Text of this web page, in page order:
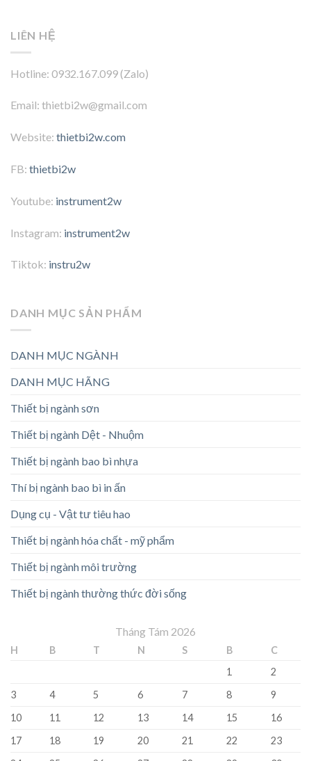
LIÊN HỆ
Hotline: 0932.167.099 (Zalo)
Email: thietbi2w@gmail.com
Website: thietbi2w.com
FB: thietbi2w
Youtube: instrument2w
Instagram: instrument2w
Tiktok: instru2w
DANH MỤC SẢN PHẨM
DANH MỤC NGÀNH
DANH MỤC HÃNG
Thiết bị ngành sơn
Thiết bị ngành Dệt - Nhuộm
Thiết bị ngành bao bì nhựa
Thí bị ngành bao bì in ấn
Dụng cụ - Vật tư tiêu hao
Thiết bị ngành hóa chất - mỹ phẩm
Thiết bị ngành môi trường
Thiết bị ngành thường thức đời sống
Tháng Tám 2026
H B T N S B
C
1
2
3
4 5 6 7 8
9
10
11 12 13 14 15
16
17
18 19 20 21 22
23